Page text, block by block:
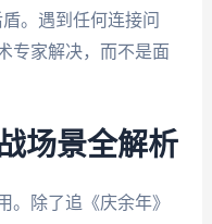
。遇到任何连接问
专家解决，而不是面
场景全解析
。除了追《庆余年》